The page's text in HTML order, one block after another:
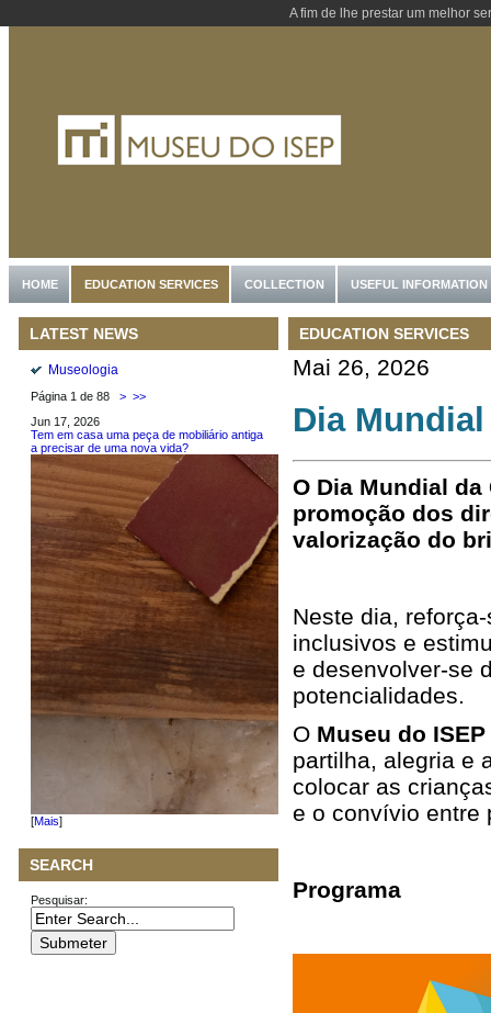
A fim de lhe prestar um melhor
HOME EDUCATION SERVICES COLLECTION USEFUL INFORMATION
LATEST NEWS
Museologia
Página 1 de 88 > >>
Jun 17, 2026
Tem em casa uma peça de mobiliário antiga
a precisar de uma nova vida?
[Mais]
SEARCH
Pesquisar:
EDUCATION SERVICES
Mai 26, 2026
Dia
O Dia Mundial da
promoção dos
valorização do
Neste dia,
inclusivos e
e desenvolver‑se
potencialidades.
O Museu do ISEP
partilha, alegria e
colocar as
e o convívio entre
Programa